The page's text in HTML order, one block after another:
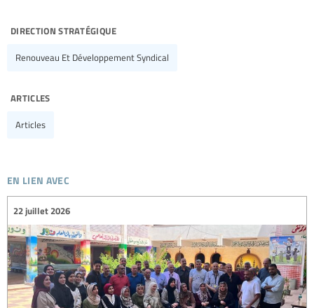
direction stratégique
Renouveau Et Développement Syndical
articles
Articles
en lien avec
22 juillet 2026